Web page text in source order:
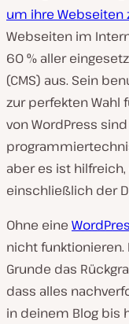
um ihre Webseiten
Webseiten im
60 % aller
(CMS) aus. Sein
zur perfekten Wahl
von WordPress
aber es ist hilfreich,
einschließlich der
Ohne eine
nicht funktionieren.
Grunde das
dass alles
in deinem Blog bis